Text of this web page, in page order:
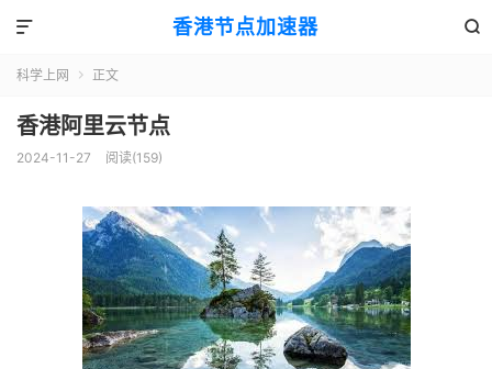
香港节点加速器 

科学上网  正文
香港阿里云节点
2024-11-27 阅读(159)